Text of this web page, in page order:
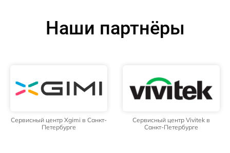
Наши партнёры
Сервисный центр Xgimi в Санкт-
Петербурге
Сервисный центр Vivitek в
Санкт-Петербурге